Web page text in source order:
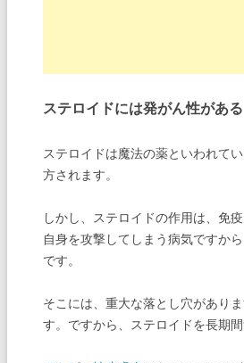
ステロイドには発がん性がある
ステロイドは魔法の薬といわれてい
方されます。
しかし、ステロイドの作用は、免
自身を攻撃してしまう病気ですか
です。
そこには、重大な落とし穴があり
す。ですから、ステロイドを長期